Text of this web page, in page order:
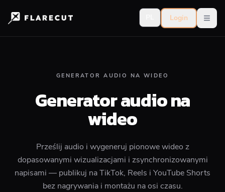
Login
GENERATOR AUDIO NA WIDEO
Generator audio na
wideo
Prześlij audio i wygeneruj pionowe wideo z
dopasowanymi wizualizacjami i zsynchronizowanymi
napisami — publikuj na TikTok, Reels i YouTube Shorts
bez nagrywania i montażu na osi czasu.